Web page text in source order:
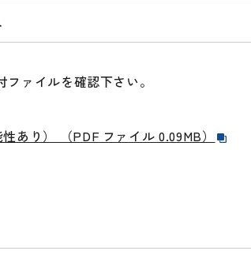
ァイルを確認下さい。
あり） （PDF ファイル 0.09MB）